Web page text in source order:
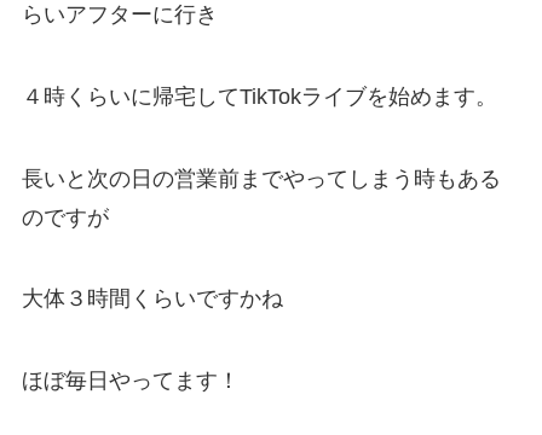
らいアフターに行き
４時くらいに帰宅してTikTokライブを始めます。
長いと次の日の営業前までやってしまう時もある
のですが
大体３時間くらいですかね
ほぼ毎日やってます！